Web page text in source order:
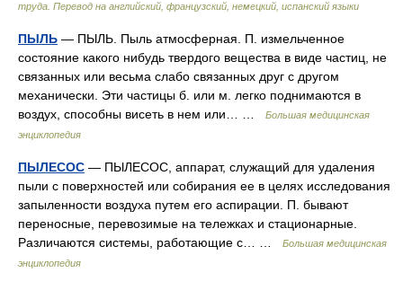
труда. Перевод на английский, французский, немецкий, испанский языки
ПЫЛЬ — ПЫЛЬ. Пыль атмосферная. П. измельченное
состояние какого нибудь твердого вещества в виде частиц, не
связанных или весьма слабо связанных друг с другом
механически. Эти частицы б. или м. легко поднимаются в
воздух, способны висеть в нем или… …
Большая медицинская
энциклопедия
ПЫЛЕСОС — ПЫЛЕСОС, аппарат, служащий для удаления
пыли с поверхностей или собирания ее в целях исследования
запыленности воздуха путем его аспирации. П. бывают
переносные, перевозимые на тележках и стационарные.
Различаются системы, работающие с… …
Большая медицинская
энциклопедия